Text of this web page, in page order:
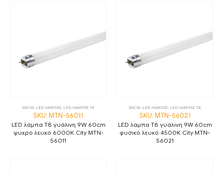
60CM, LED ΛΑΜΠΕΣ, LED ΛΑΜΠΕΣ Τ8
SKU: MTN-56011
LED λάμπα T8 γυάλινη 9W 60cm
ψυχρό λευκό 6000K City MTN-
56011
60CM, LED ΛΑΜΠΕΣ, LED ΛΑΜΠΕΣ Τ8
SKU: MTN-56021
LED λάμπα T8 γυάλινη 9W 60cm
φυσικό λευκό 4500K City MTN-
56021